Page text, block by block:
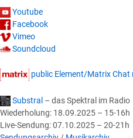
Youtube
Facebook
Vimeo
Soundcloud
public Element/Matrix Chat
Substral – das Spektral im Radio
Wiederholung: 18.09.2025 – 15-16h
Live-Sendung: 07.10.2025 – 20-21h